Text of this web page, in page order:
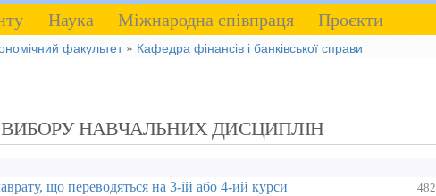
Наука Міжнародна співпраця Проєкти
факультет» Кафедра фінансів і банківської справи
НАВЧАЛЬНИХ ДИСЦИПЛІН
що переводяться на 3-ій або 4-ий курси
482